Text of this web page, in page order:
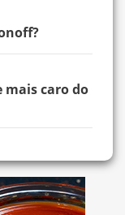
mais caro do